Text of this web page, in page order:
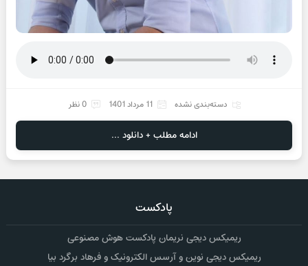
دسته‌بندی نشده 11 مرداد 1401 0 نظر
ادامه مطلب + دانلود ...
پادکست
ریمیکس دیجی نریمان پادکست هوش مصنوعی
ریمیکس دیجی نوین و آرسس الکترونیک و فرهاد برگرد بیا